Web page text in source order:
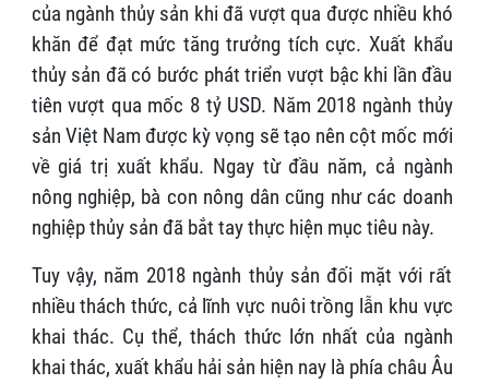
của ngành thủy sản khi đã vượt qua được nhiều khó
khăn để đạt mức tăng trưởng tích cực. Xuất khẩu
thủy sản đã có bước phát triển vượt bậc khi lần đầu
tiên vượt qua mốc 8 tỷ USD. Năm 2018 ngành thủy
sản Việt Nam được kỳ vọng sẽ tạo nên cột mốc mới
về giá trị xuất khẩu. Ngay từ đầu năm, cả ngành
nông nghiệp, bà con nông dân cũng như các doanh
nghiệp thủy sản đã bắt tay thực hiện mục tiêu này.
Tuy vậy, năm 2018 ngành thủy sản đối mặt với rất
nhiều thách thức, cả lĩnh vực nuôi trồng lẫn khu vực
khai thác. Cụ thể, thách thức lớn nhất của ngành
khai thác, xuất khẩu hải sản hiện nay là phía châu Âu